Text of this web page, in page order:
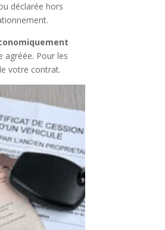
déclarée hors
agréée. Pour les
votre contrat.